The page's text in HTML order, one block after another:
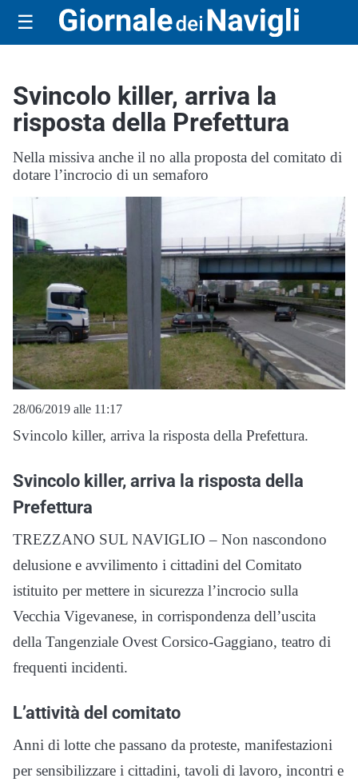
☰
Svincolo killer, arriva la
risposta della Prefettura
Nella missiva anche il no alla proposta del comitato di
dotare l’incrocio di un semaforo
28/06/2019 alle 11:17
Svincolo killer, arriva la risposta della Prefettura.
Svincolo killer, arriva la risposta della
Prefettura
TREZZANO SUL NAVIGLIO – Non nascondono
delusione e avvilimento i cittadini del Comitato
istituito per mettere in sicurezza l’incrocio sulla
Vecchia Vigevanese, in corrispondenza dell’uscita
della Tangenziale Ovest Corsico-Gaggiano, teatro di
frequenti incidenti.
L’attività del comitato
Anni di lotte che passano da proteste, manifestazioni
per sensibilizzare i cittadini, tavoli di lavoro, incontri e